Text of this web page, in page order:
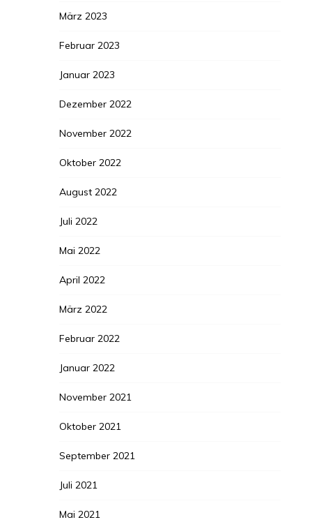
März 2023
Februar 2023
Januar 2023
Dezember 2022
November 2022
Oktober 2022
August 2022
Juli 2022
Mai 2022
April 2022
März 2022
Februar 2022
Januar 2022
November 2021
Oktober 2021
September 2021
Juli 2021
Mai 2021